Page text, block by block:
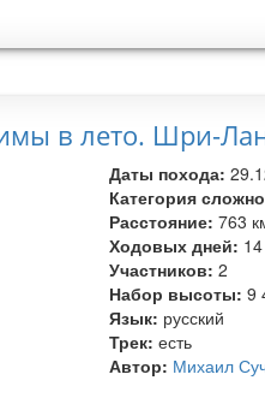
в лето. Шри-
Даты похода:
Категория
Расстояние:763
Ходовых дней: 14
Участников:2
Набор высоты:9
Язык: русский
Трек:есть
Автор: Михаил